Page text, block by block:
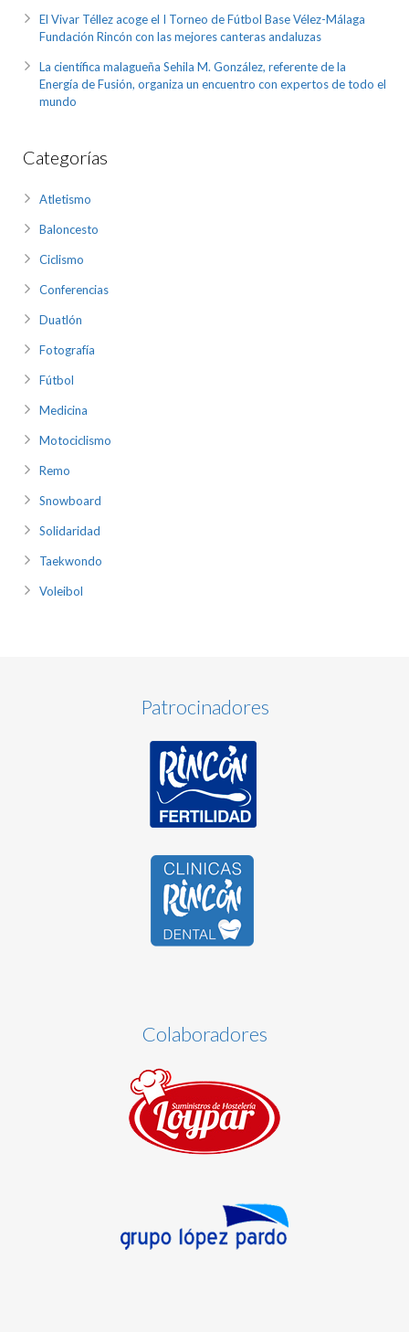
El Vivar Téllez acoge el I Torneo de Fútbol Base Vélez-Málaga
Fundación Rincón con las mejores canteras andaluzas
La científica malagueña Sehila M. González, referente de la
Energía de Fusión, organiza un encuentro con expertos de todo el
mundo
Categorías
Atletismo
Baloncesto
Ciclismo
Conferencias
Duatlón
Fotografía
Fútbol
Medicina
Motociclismo
Remo
Snowboard
Solidaridad
Taekwondo
Voleibol
Patrocinadores
Colaboradores